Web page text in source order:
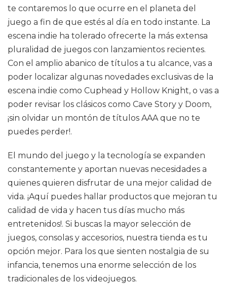
te contaremos lo que ocurre en el planeta del
juego a fin de que estés al día en todo instante. La
escena indie ha tolerado ofrecerte la más extensa
pluralidad de juegos con lanzamientos recientes.
Con el amplio abanico de títulos a tu alcance, vas a
poder localizar algunas novedades exclusivas de la
escena indie como Cuphead y Hollow Knight, o vas a
poder revisar los clásicos como Cave Story y Doom,
¡sin olvidar un montón de títulos AAA que no te
puedes perder!.
El mundo del juego y la tecnología se expanden
constantemente y aportan nuevas necesidades a
quienes quieren disfrutar de una mejor calidad de
vida. ¡Aquí puedes hallar productos que mejoran tu
calidad de vida y hacen tus días mucho más
entretenidos!. Si buscas la mayor selección de
juegos, consolas y accesorios, nuestra tienda es tu
opción mejor. Para los que sienten nostalgia de su
infancia, tenemos una enorme selección de los
tradicionales de los videojuegos.